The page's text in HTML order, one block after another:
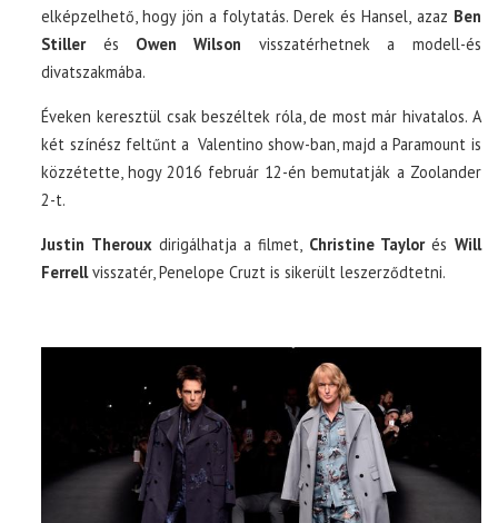
elképzelhető, hogy jön a folytatás. Derek és Hansel, azaz Ben
Stillerés Owen Wilson visszatérhetnek a modell-és
divatszakmába.
Éveken keresztül csak beszéltek róla, de most már hivatalos. A
két színész feltűnt a Valentino show-ban, majd a Paramount is
közzétette, hogy 2016 február 12-én bemutatják a Zoolander
2-t.
Justin Theroux dirigálhatja a filmet, Christine Taylorés Will
Ferrellvisszatér, Penelope Cruzt is sikerült leszerződtetni.